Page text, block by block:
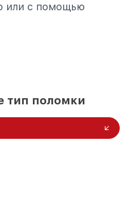
или с помощью
тип поломки